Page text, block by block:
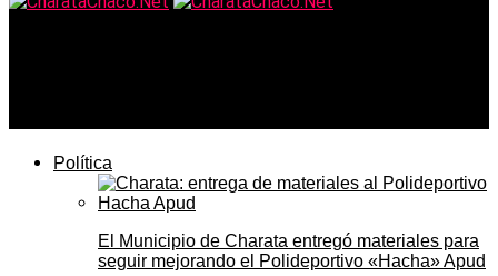
Política
El Municipio de Charata entregó materiales para
seguir mejorando el Polideportivo «Hacha» Apud